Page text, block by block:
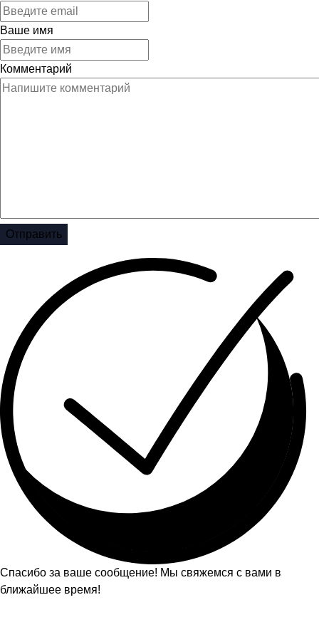
Ваше имя
Комментарий
Отправить
Спасибо за ваше сообщение! Мы свяжемся с вами в
ближайшее время!